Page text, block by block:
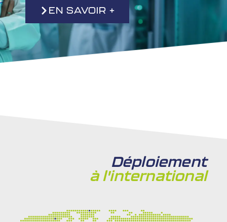
EN SAVOIR +
Déploiement
à l'international​